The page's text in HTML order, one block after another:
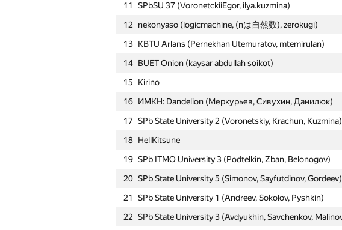
11
SPbSU 37 (VoronetckiiEgor, ilya.kuzmina)
12
nekonyaso (logicmachine, (nは自然数), zerokugi)
13 KBTU Arlans (Pernekhan Utemuratov, mtemirulan)
14 BUET Onion (kaysar abdullah soikot)
15
Kirino
16 ИМКН: Dandelion (Меркурьев, Сивухин, Данилюк)
17 SPb State University 2 (Voronetskiy, Krachun, Kuzmina)
18 HellKitsune
19 SPb ITMO University 3 (Podtelkin, Zban, Belonogov)
20 SPb State University 5 (Simonov, Sayfutdinov, Gordeev)
21
SPb State University 1 (Andreev, Sokolov, Pyshkin)
22 SPb State University 3 (Avdyukhin, Savchenkov,
Ishtirokchi